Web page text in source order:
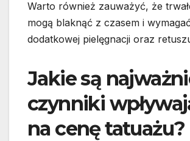
Warto również zauważyć, że
mogą blaknąć z czasem i
dodatkowej pielęgnacji oraz
Jakie są
czynniki
na cenę tatuażu?